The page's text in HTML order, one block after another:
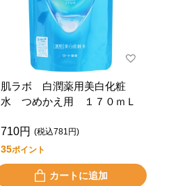
肌ラボ 白潤薬用美白化粧
水 つめかえ用 １７０ｍＬ
710円 (税込781円)
35ポイント
カートに追加